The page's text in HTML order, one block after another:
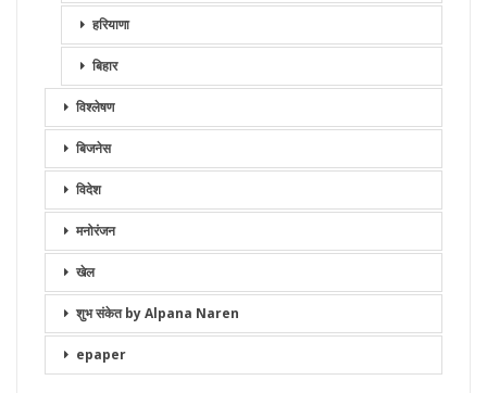
हरियाणा
बिहार
विश्लेषण
बिजनेस
विदेश
मनोरंजन
खेल
शुभ संकेत by Alpana Naren
epaper